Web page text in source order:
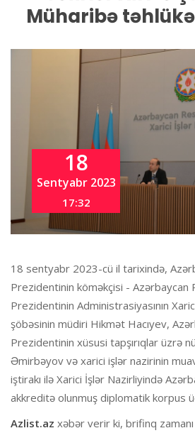
Müharibə
18
Sentyabr 2023
17:32
18 sentyabr 2023-cü il tarixində,
Prezidentinin köməkçisi - Azərbaycan
Prezidentinin Administrasiyasının
şöbəsinin müdiri Hikmət Hacıyev,
Prezidentinin xüsusi tapşırıqlar üzrə
Əmirbəyov və xarici işlər nazirinin
iştirakı ilə Xarici İşlər Nazirliyində
akkreditə olunmuş diplomatik korpus
Azlist.az xəbər verir ki, brifinq zamanı